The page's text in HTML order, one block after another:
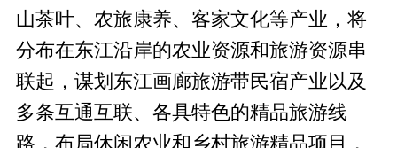
山茶叶、农旅康养、客家文化等产业，将
分布在东江沿岸的农业资源和旅游资源串
联起，谋划东江画廊旅游带民宿产业以及
多条互通互联、各具特色的精品旅游线
路，布局休闲农业和乡村旅游精品项目，